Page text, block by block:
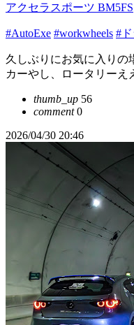
アクセラスポーツ BM5FS
#AutoExe #workwheels #
久しぶりにお気に入りの
カーやし、ロータリーえ
thumb_up 56
comment0
2026/04/30 20:46